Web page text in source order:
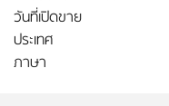
วันที่เปิดขาย
ประเทศ
ภาษา